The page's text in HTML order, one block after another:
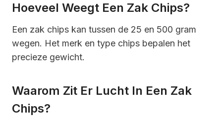
Hoeveel Weegt Een Zak Chips?
Een zak chips kan tussen de 25 en 500 gram
wegen. Het merk en type chips bepalen het
precieze gewicht.
Waarom Zit Er Lucht In Een Zak
Chips?